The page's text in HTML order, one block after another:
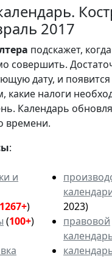
2017
подскажет,
совершить.
дату, и появится
какие налоги
Календарь
времени.
:
и
1267+)
(100+)
2023)
правовой